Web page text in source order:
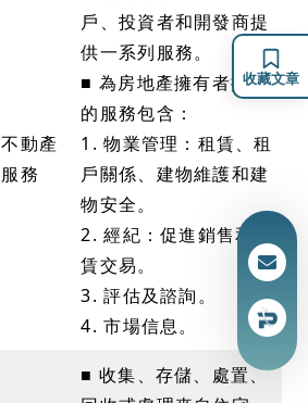
不動產
服務
戶、投資者和開發商提
供一系列服務。
■ 為房地產擁有者提供
的服務包含：
1. 物業管理：租賃、租
戶關係、建物維護和建
物安全。
2. 經紀：促進銷售和租
賃交易。
3. 評估及諮詢。
4. 市場信息。
■ 收集、存儲、處置、
收藏文章